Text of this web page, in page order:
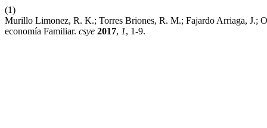
(1)
Murillo Limonez, R. K.; Torres Briones, R. M.; Fajardo Arriaga, J.;
economía Familiar. csye 2017, 1, 1-9.